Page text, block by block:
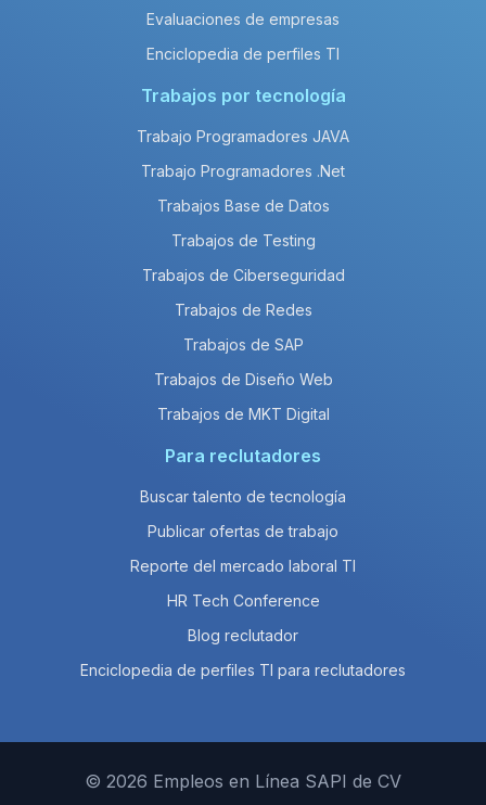
Evaluaciones de empresas
Enciclopedia de perfiles TI
Trabajos por tecnología
Trabajo Programadores JAVA
Trabajo Programadores .Net
Trabajos Base de Datos
Trabajos de Testing
Trabajos de Ciberseguridad
Trabajos de Redes
Trabajos de SAP
Trabajos de Diseño Web
Trabajos de MKT Digital
Para reclutadores
Buscar talento de tecnología
Publicar ofertas de trabajo
Reporte del mercado laboral TI
HR Tech Conference
Blog reclutador
Enciclopedia de perfiles TI para reclutadores
© 2026 Empleos en Línea SAPI de CV